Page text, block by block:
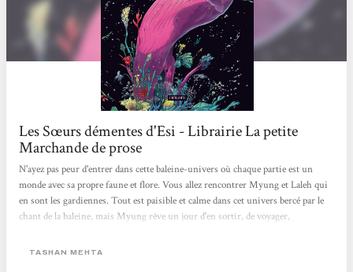
Les Sœurs démentes d'Esi - Librairie La petite
Marchande de prose
N'ayez pas peur d'entrer dans cette baleine-univers où chaque partie est un
monde avec sa propre faune et flore. Vous allez rencontrer Myung et Laleh qui
en sont les gardiennes. Tout est paisible et calme dans cet univers bercé par le
chant de la baleine, mais Myung rêve un jour d'en sortir, de voyager,
sa vie. Ce roman est unique et très immersif. Une véritable poésie onirique
TASHAN MEHTA